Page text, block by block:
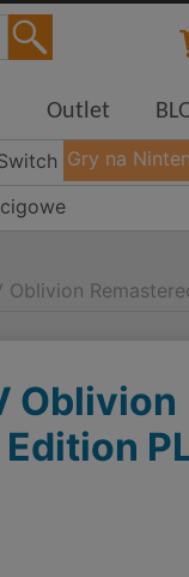
Outlet
Gry na
Oblivion
Oblivion